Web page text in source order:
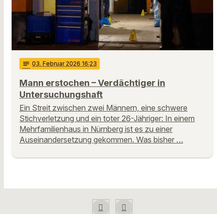
notes 03. Februar 2026 16:23
Mann erstochen – Verdächtiger in
Untersuchungshaft
Ein Streit zwischen zwei Männern, eine schwere
Stichverletzung und ein toter 26-Jähriger: In einem
Mehrfamilienhaus in Nürnberg ist es zu einer
Auseinandersetzung gekommen. Was bisher …